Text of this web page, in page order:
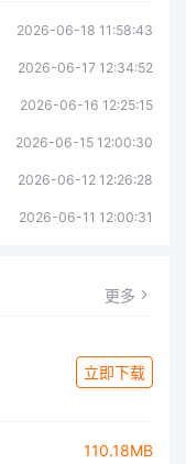
2026-06-18 11:58:43
2026-06-17 12:34:52
2026-06-16 12:25:15
2026-06-15 12:00:30
2026-06-12 12:26:28
2026-06-11 12:00:31
更多
立即下载
110.18MB